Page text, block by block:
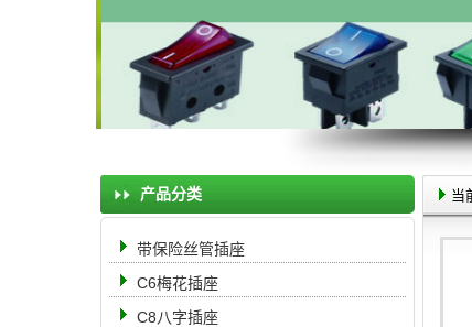
产品分类
带保险丝管插座
C6梅花插座
C8八字插座
当